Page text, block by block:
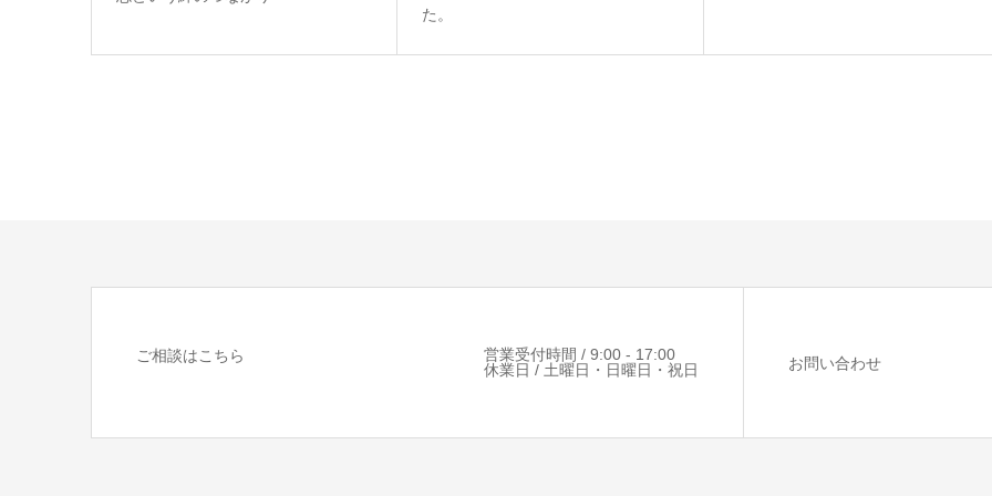
た。
ご相談はこちら
営業受付時間 / 9:00 - 17:00
休業日 / 土曜日・日曜日・祝日
お問い合わせ